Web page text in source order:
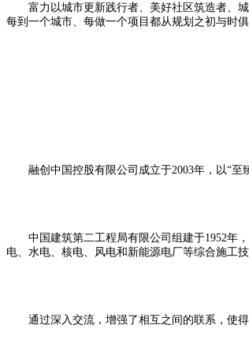
富力以城市更新践行者、美好社区筑造者、城市
每到一个城市、每做一个项目都从规划之初与时俱
融创中国控股有限公司成立于2003年，以“至臻，
中国建筑第二工程局有限公司组建于1952年，
电、水电、核电、风电和新能源电厂等综合施工技
通过深入交流，增强了相互之间的联系，使